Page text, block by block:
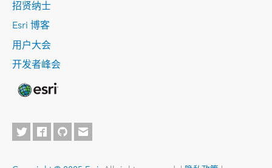
招贤纳士
Esri 博客
用户大会
开发者峰会